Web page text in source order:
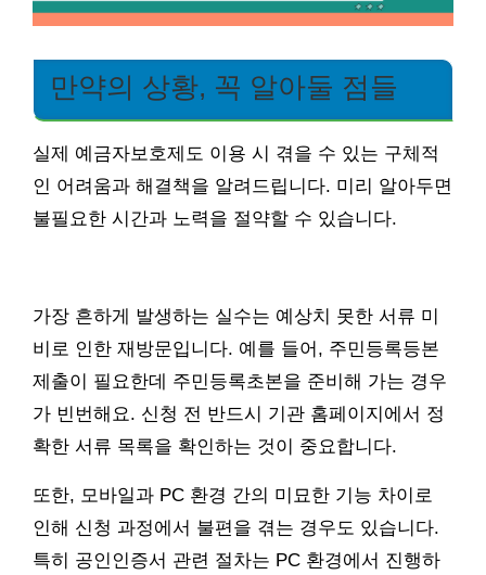
만약의 상황, 꼭 알아둘 점들
실제 예금자보호제도 이용 시 겪을 수 있는 구체적
인 어려움과 해결책을 알려드립니다. 미리 알아두면
불필요한 시간과 노력을 절약할 수 있습니다.
가장 흔하게 발생하는 실수는 예상치 못한 서류 미
비로 인한 재방문입니다. 예를 들어, 주민등록등본
제출이 필요한데 주민등록초본을 준비해 가는 경우
가 빈번해요. 신청 전 반드시 기관 홈페이지에서 정
확한 서류 목록을 확인하는 것이 중요합니다.
또한, 모바일과 PC 환경 간의 미묘한 기능 차이로
인해 신청 과정에서 불편을 겪는 경우도 있습니다.
특히 공인인증서 관련 절차는 PC 환경에서 진행하